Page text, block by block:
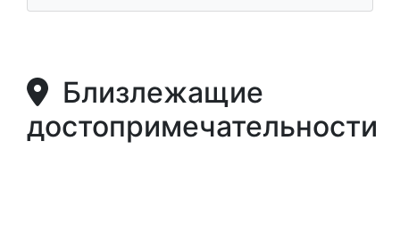
Близлежащие
достопримечательности